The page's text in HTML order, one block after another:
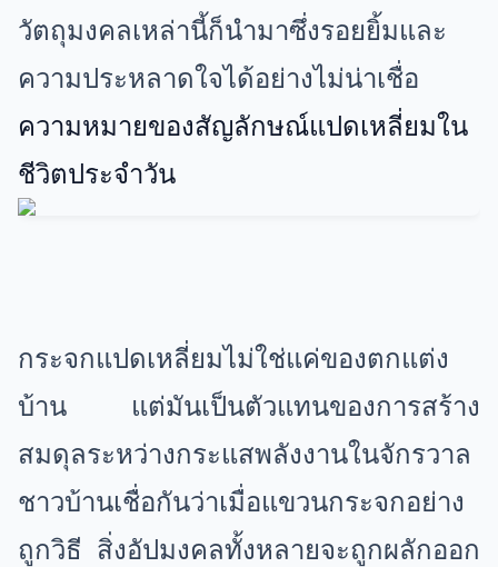
วัตถุมงคลเหล่านี้ก็นำมาซึ่งรอยยิ้มและ
ความประหลาดใจได้อย่างไม่น่าเชื่อ
ความหมายของสัญลักษณ์แปดเหลี่ยมใน
ชีวิตประจำวัน
กระจกแปดเหลี่ยมไม่ใช่แค่ของตกแต่ง
บ้าน แต่มันเป็นตัวแทนของการสร้าง
สมดุลระหว่างกระแสพลังงานในจักรวาล
ชาวบ้านเชื่อกันว่าเมื่อแขวนกระจกอย่าง
ถูกวิธี สิ่งอัปมงคลทั้งหลายจะถูกผลักออก